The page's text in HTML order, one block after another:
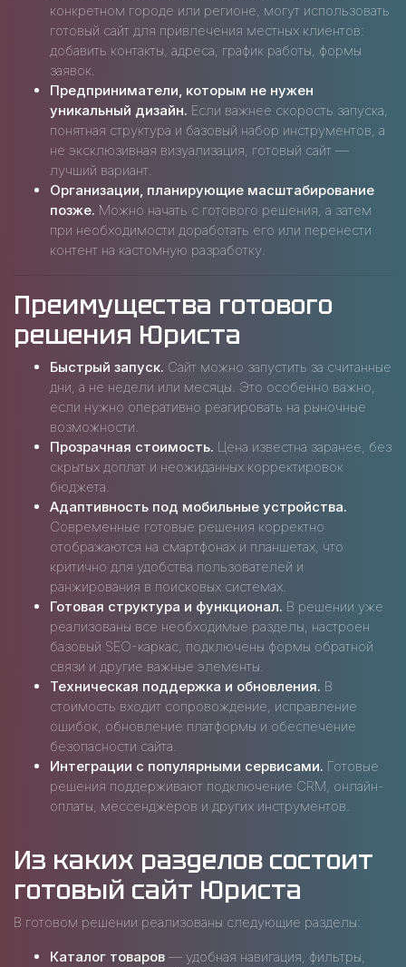
конкретном городе или регионе, могут использовать
готовый сайт для привлечения местных клиентов:
добавить контакты, адреса, график работы, формы
заявок.
Предприниматели, которым не нужен
уникальный дизайн. Если важнее скорость запуска,
понятная структура и базовый набор инструментов, а
не эксклюзивная визуализация, готовый сайт —
лучший вариант.
Организации, планирующие масштабирование
позже. Можно начать с готового решения, а затем
при необходимости доработать его или перенести
контент на кастомную разработку.
Преимущества готового
решения Юриста
Быстрый запуск. Сайт можно запустить за считанные
дни, а не недели или месяцы. Это особенно важно,
если нужно оперативно реагировать на рыночные
возможности.
Прозрачная стоимость. Цена известна заранее, без
скрытых доплат и неожиданных корректировок
бюджета.
Адаптивность под мобильные устройства.
Современные готовые решения корректно
отображаются на смартфонах и планшетах, что
критично для удобства пользователей и
ранжирования в поисковых системах.
Готовая структура и функционал. В решении уже
реализованы все необходимые разделы, настроен
базовый SEO-каркас, подключены формы обратной
связи и другие важные элементы.
Техническая поддержка и обновления. В
стоимость входит сопровождение, исправление
ошибок, обновление платформы и обеспечение
безопасности сайта.
Интеграции с популярными сервисами. Готовые
решения поддерживают подключение CRM, онлайн-
оплаты, мессенджеров и других инструментов.
Из каких разделов состоит
готовый сайт Юриста
В готовом решении реализованы следующие разделы:
Каталог товаров — удобная навигация, фильтры,